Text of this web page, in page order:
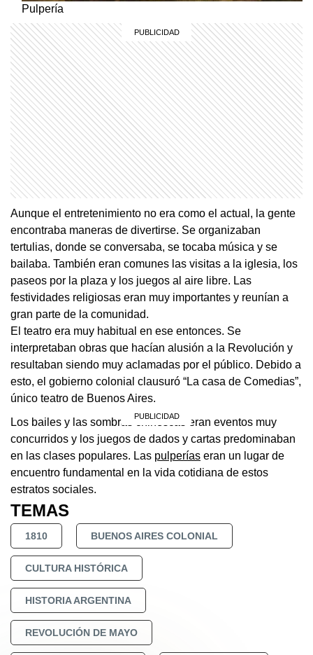
Pulpería
Aunque el entretenimiento no era como el actual, la gente
encontraba maneras de divertirse. Se organizaban
tertulias, donde se conversaba, se tocaba música y se
bailaba. También eran comunes las visitas a la iglesia, los
paseos por la plaza y los juegos al aire libre. Las
festividades religiosas eran muy importantes y reunían a
gran parte de la comunidad.
El teatro era muy habitual en ese entonces. Se
interpretaban obras que hacían alusión a la Revolución y
resultaban siendo muy aclamadas por el público. Debido a
esto, el gobierno colonial clausuró “La casa de Comedias”,
único teatro de Buenos Aires.
Los bailes y las sombras chinescas eran eventos muy
concurridos y los juegos de dados y cartas predominaban
en las clases populares. Las pulperías eran un lugar de
encuentro fundamental en la vida cotidiana de estos
estratos sociales.
TEMAS
1810 BUENOS AIRES COLONIAL
CULTURA HISTÓRICA
HISTORIA ARGENTINA
REVOLUCIÓN DE MAYO